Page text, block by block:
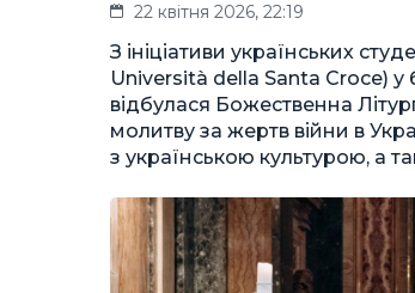
22 квітня 2026, 22:19
З ініціативи українських
Università della Santa Croce) у
відбулася Божественна
молитву за жертв війни в
з українською культурою, а